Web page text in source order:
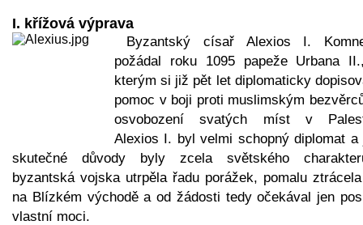
I. křížová výprava
Byzantský císař Alexios I.
požádal roku 1095 papeže Urbana
kterým si již pět let diplomaticky
pomoc v boji proti muslimským
osvobození svatých míst v
Alexios I. byl velmi schopný diplomat a
skutečné důvody byly zcela světského
byzantská vojska utrpěla řadu porážek, pomalu
na Blízkém východě a od žádosti tedy očekával jen
vlastní moci.